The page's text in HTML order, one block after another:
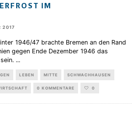
IM
2017
1946/47 brachte Bremen an den Rand
gegen Ende Dezember 1946 das
...
LEBEN MITTE SCHWACHHAUSEN
0 KOMMENTARE 0